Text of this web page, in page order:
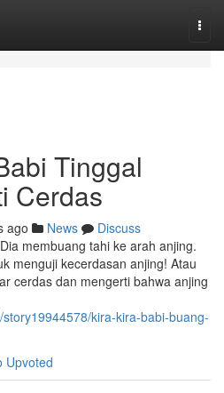
Tinggal
Cerdas
ago News
Discuss
membuang tahi ke arah anjing.
menguji kecerdasan anjing! Atau
cerdas dan mengerti bahwa anjing
kira-kira-babi-buang-
Upvoted